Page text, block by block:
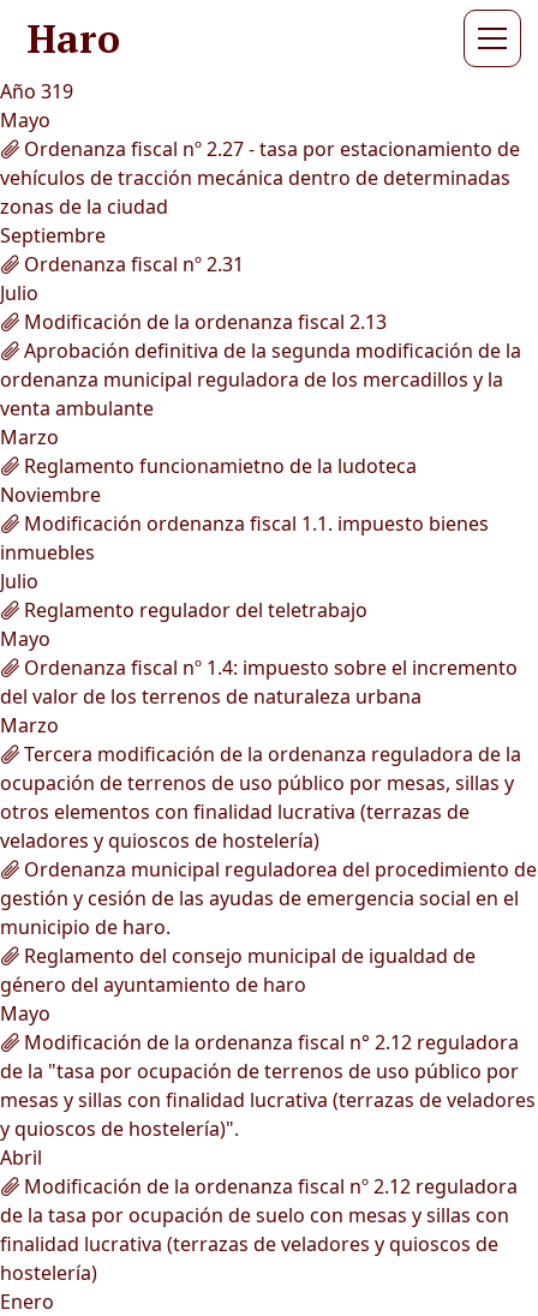
Haro
Año 319
Mayo
Ordenanza fiscal nº 2.27 - tasa por estacionamiento de
vehículos de tracción mecánica dentro de determinadas
zonas de la ciudad
Septiembre
Ordenanza fiscal nº 2.31
Julio
Modificación de la ordenanza fiscal 2.13
Aprobación definitiva de la segunda modificación de la
ordenanza municipal reguladora de los mercadillos y la
venta ambulante
Marzo
Reglamento funcionamietno de la ludoteca
Noviembre
Modificación ordenanza fiscal 1.1. impuesto bienes
inmuebles
Julio
Reglamento regulador del teletrabajo
Mayo
Ordenanza fiscal nº 1.4: impuesto sobre el incremento
del valor de los terrenos de naturaleza urbana
Marzo
Tercera modificación de la ordenanza reguladora de la
ocupación de terrenos de uso público por mesas, sillas y
otros elementos con finalidad lucrativa (terrazas de
veladores y quioscos de hostelería)
Ordenanza municipal reguladorea del procedimiento de
gestión y cesión de las ayudas de emergencia social en el
municipio de haro.
Reglamento del consejo municipal de igualdad de
género del ayuntamiento de haro
Mayo
Modificación de la ordenanza fiscal n° 2.12 reguladora
de la "tasa por ocupación de terrenos de uso público por
mesas y sillas con finalidad lucrativa (terrazas de veladores
y quioscos de hostelería)".
Abril
Modificación de la ordenanza fiscal nº 2.12 reguladora
de la tasa por ocupación de suelo con mesas y sillas con
finalidad lucrativa (terrazas de veladores y quioscos de
hostelería)
Enero